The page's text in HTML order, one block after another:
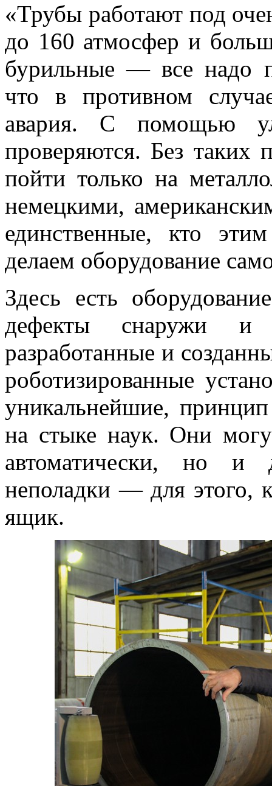
«Трубы работают под
до 160 атмосфер и
бурильные — все надо
что в противном
авария. С помощью
проверяются. Без таких
пойти только на
немецкими,
единственные, кто
делаем оборудование
Здесь есть
дефекты снаружи и
разработанные и
роботизированные
уникальнейшие,
на стыке наук. Они
автоматически, но и
неполадки — для этого,
ящик.